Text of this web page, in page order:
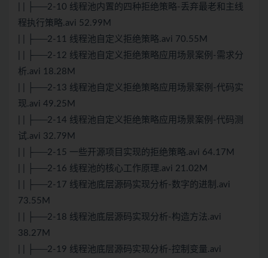
| | ├──2-10 线程池内置的四种拒绝策略-丢弃最老和主线
程执行策略.avi 52.99M
| | ├──2-11 线程池自定义拒绝策略.avi 70.55M
| | ├──2-12 线程池自定义拒绝策略应用场景案例-需求分
析.avi 18.28M
| | ├──2-13 线程池自定义拒绝策略应用场景案例-代码实
现.avi 49.25M
| | ├──2-14 线程池自定义拒绝策略应用场景案例-代码测
试.avi 32.79M
| | ├──2-15 一些开源项目实现的拒绝策略.avi 64.17M
| | ├──2-16 线程池的核心工作原理.avi 21.02M
| | ├──2-17 线程池底层源码实现分析-数字的进制.avi
73.55M
| | ├──2-18 线程池底层源码实现分析-构造方法.avi
38.27M
| | ├──2-19 线程池底层源码实现分析-控制变量.avi